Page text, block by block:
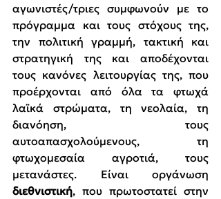
αγωνιστές/τριες συμφωνούν με το
πρόγραμμα και τους στόχους της,
την πολιτική γραμμή, τακτική και
στρατηγική της και αποδέχονται
τους κανόνες λειτουργίας της, που
προέρχονται από όλα τα φτωχά
λαϊκά στρώματα, τη νεολαία, τη
διανόηση, τους
αυτοαπασχολούμενους, τη
φτωχομεσαία αγροτιά, τους
διεθνιστική, που πρωτοστατεί στην